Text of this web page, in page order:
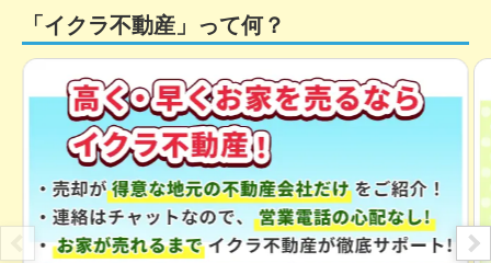
「イクラ不動産」って何？